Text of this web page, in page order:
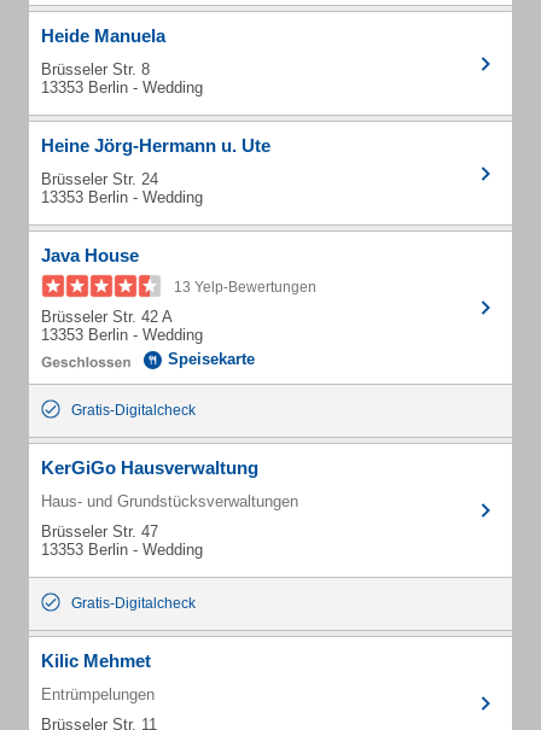
Heide Manuela
Brüsseler Str. 8
13353 Berlin - Wedding
Heine Jörg-Hermann u. Ute
Brüsseler Str. 24
13353 Berlin - Wedding
Java House
13 Yelp-Bewertungen
Brüsseler Str. 42 A
13353 Berlin - Wedding
Speisekarte
Gratis-Digitalcheck
KerGiGo Hausverwaltung
Haus- und Grundstücksverwaltungen
Brüsseler Str. 47
13353 Berlin - Wedding
Gratis-Digitalcheck
Kilic Mehmet
Entrümpelungen
Brüsseler Str. 11